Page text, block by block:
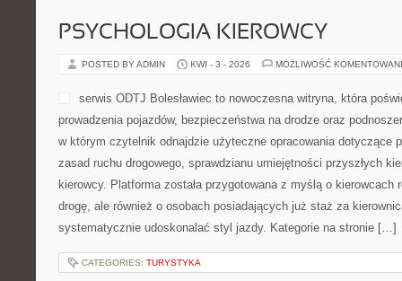
PSYCHOLOGIA KIEROWCY
POSTED BY ADMIN KWI - 3 - 2026 MOŻLIWOŚĆ
serwis ODTJ Bolesławiec to nowoczesna witryna, która
prowadzenia pojazdów, bezpieczeństwa na drodze oraz
w którym czytelnik odnajdzie użyteczne opracowania dotyczące
zasad ruchu drogowego, sprawdzianu umiejętności przyszłych
kierowcy. Platforma została przygotowana z myślą o kierowcach
drogę, ale również o osobach posiadających już staż za
systematycznie udoskonalać styl jazdy. Kategorie na stronie […]
CATEGORIES: TURYSTYKA